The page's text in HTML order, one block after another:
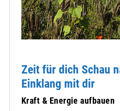
Zeit für dich Schau
Einklang mit dir
Kraft & Energie aufbauen